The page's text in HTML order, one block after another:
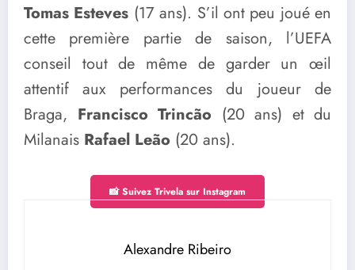
Tomas Esteves (17 ans). S’il ont peu joué en
cette première partie de saison, l’UEFA
conseil tout de même de garder un œil
attentif aux performances du joueur de
Braga, Francisco Trincão (20 ans) et du
Milanais Rafael Leão (20 ans).
📸 Suivez Trivela sur Instagram
Alexandre Ribeiro